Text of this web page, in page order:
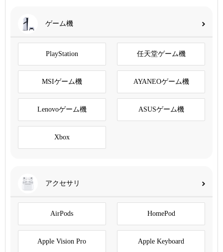
ゲーム機
PlayStation 任天堂ゲーム機
MSIゲーム機 AYANEOゲーム機
Lenovoゲーム機 ASUSゲーム機
Xbox
アクセサリ
AirPods HomePod
Apple Vision Pro Apple Keyboard